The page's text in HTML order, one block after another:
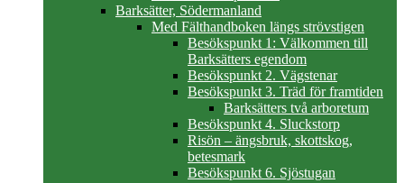
Barksätter, Södermanland
Med Fälthandboken längs strövstigen
Besökspunkt 1: Välkommen till
Barksätters egendom
Besökspunkt 2. Vägstenar
Besökspunkt 3. Träd för framtiden
Barksätters två arboretum
Besökspunkt 4. Sluckstorp
Risön – ängsbruk, skottskog,
betesmark
Besökspunkt 6. Sjöstugan